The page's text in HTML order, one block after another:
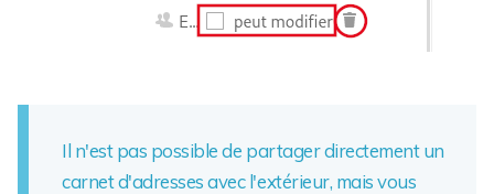
Il n'est pas possible de partager directement un
carnet d'adresses avec l'extérieur, mais vous